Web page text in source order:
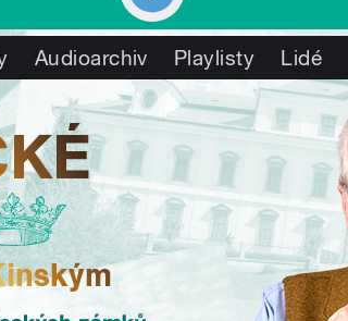
Audioarchiv Playlisty Lidé